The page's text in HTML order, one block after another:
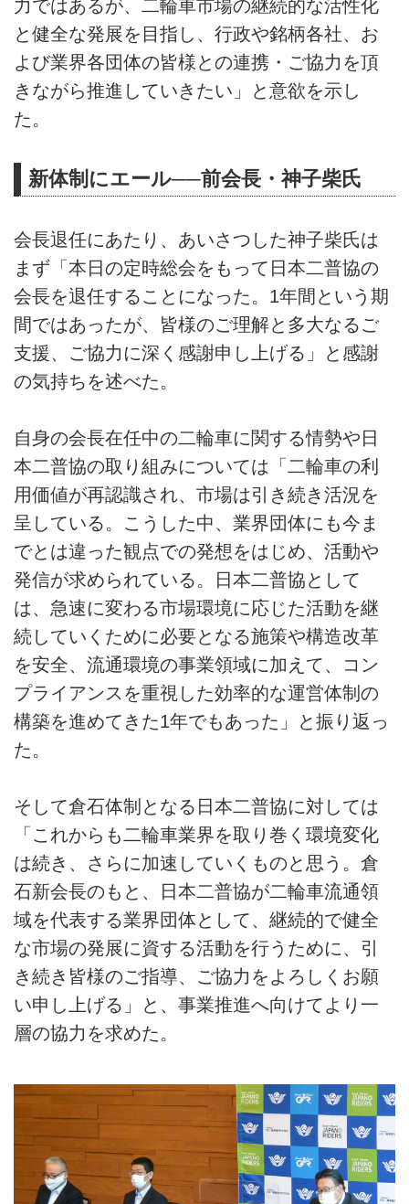
力ではあるが、二輪車市場の継続的な活性化
と健全な発展を目指し、行政や銘柄各社、お
よび業界各団体の皆様との連携・ご協力を頂
きながら推進していきたい」と意欲を示し
た。
新体制にエール──前会長・神子柴氏
会長退任にあたり、あいさつした神子柴氏は
まず「本日の定時総会をもって日本二普協の
会長を退任することになった。1年間という期
間ではあったが、皆様のご理解と多大なるご
支援、ご協力に深く感謝申し上げる」と感謝
の気持ちを述べた。
自身の会長在任中の二輪車に関する情勢や日
本二普協の取り組みについては「二輪車の利
用価値が再認識され、市場は引き続き活況を
呈している。こうした中、業界団体にも今ま
でとは違った観点での発想をはじめ、活動や
発信が求められている。日本二普協として
は、急速に変わる市場環境に応じた活動を継
続していくために必要となる施策や構造改革
を安全、流通環境の事業領域に加えて、コン
プライアンスを重視した効率的な運営体制の
構築を進めてきた1年でもあった」と振り返っ
た。
そして倉石体制となる日本二普協に対しては
「これからも二輪車業界を取り巻く環境変化
は続き、さらに加速していくものと思う。倉
石新会長のもと、日本二普協が二輪車流通領
域を代表する業界団体として、継続的で健全
な市場の発展に資する活動を行うために、引
き続き皆様のご指導、ご協力をよろしくお願
い申し上げる」と、事業推進へ向けてより一
層の協力を求めた。